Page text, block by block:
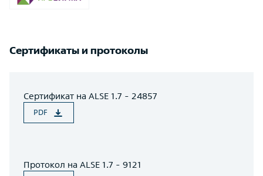
Сертификаты и протоколы
Сертификат на ALSE 1.7 - 24857
PDF
Протокол на ALSE 1.7 - 9121